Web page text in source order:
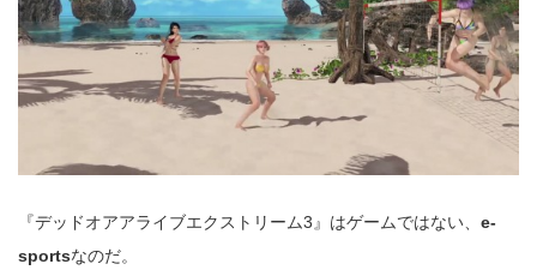
『デッドオアアライブエクストリーム3』はゲームではない、 e-
sportsなのだ。